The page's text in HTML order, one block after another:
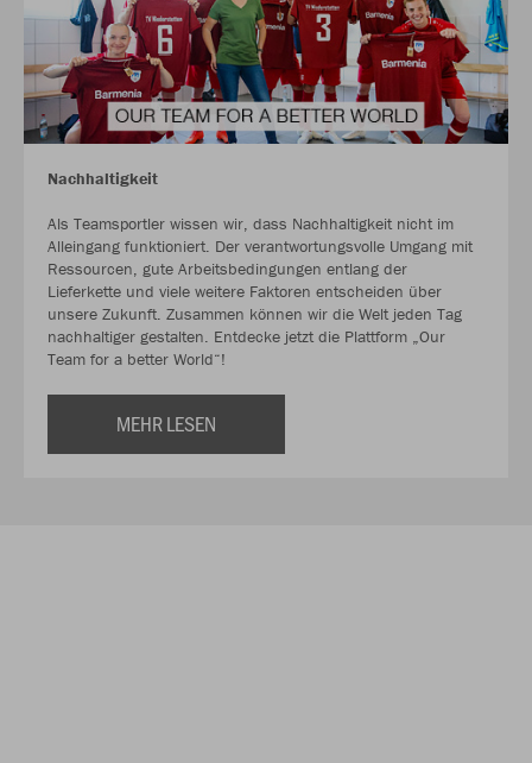
Nachhaltigkeit
Als Teamsportler wissen wir, dass Nachhaltigkeit nicht im
Alleingang funktioniert. Der verantwortungsvolle Umgang mit
Ressourcen, gute Arbeitsbedingungen entlang der
Lieferkette und viele weitere Faktoren entscheiden über
unsere Zukunft. Zusammen können wir die Welt jeden Tag
nachhaltiger gestalten. Entdecke jetzt die Plattform „Our
Team for a better World“!
MEHR LESEN